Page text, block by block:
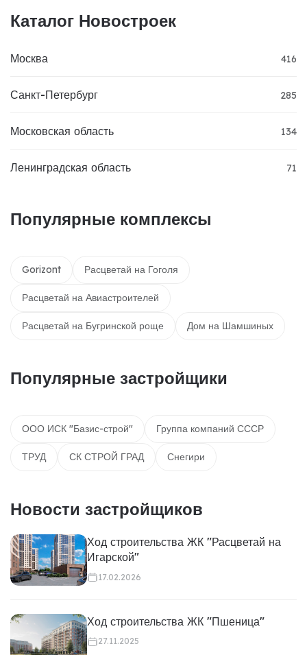
Каталог Новостроек
Москва 416
Санкт-Петербург 285
Московская область 134
Ленинградская область 71
Популярные комплексы
Gorizont Расцветай на Гоголя
Расцветай на Авиастроителей
Расцветай на Бугринской роще Дом на Шамшиных
Популярные застройщики
ООО ИСК "Базис-строй" Группа компаний СССР
ТРУД СК СТРОЙ ГРАД Снегири
Новости застройщиков
Ход строительства ЖК "Расцветай на
Игарской"
17.02.2026
Ход строительства ЖК "Пшеница"
27.11.2025